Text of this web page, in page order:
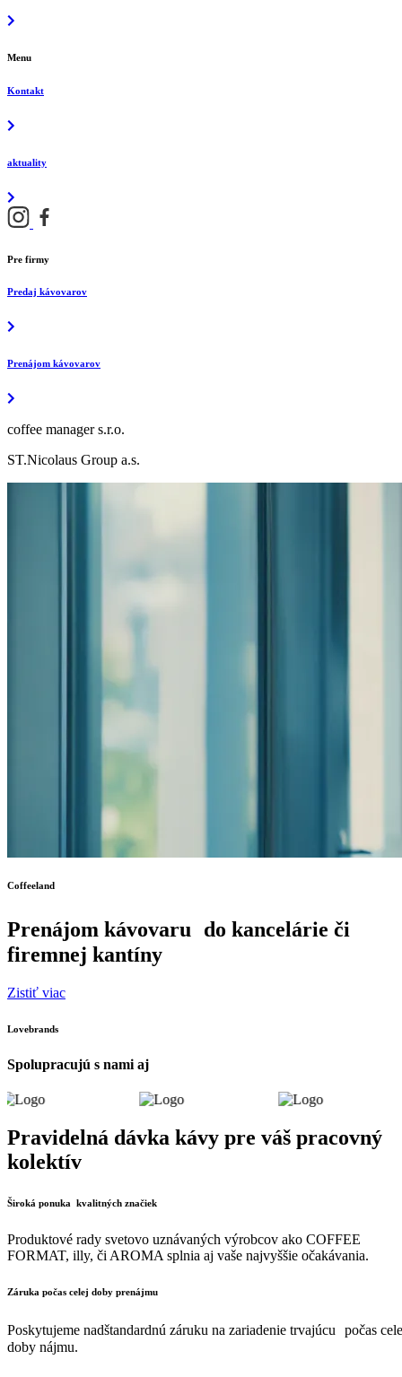
Menu
Kontakt
aktuality
Pre firmy
Predaj kávovarov
Prenájom kávovarov
coffee manager s.r.o.
ST.Nicolaus Group a.s.
Coffeeland
Prenájom kávovaru do kancelárie či
firemnej kantíny
Zistiť viac
Lovebrands
Spolupracujú s nami aj
Pravidelná dávka kávy pre váš pracovný
kolektív
Široká ponuka kvalitných značiek
Produktové rady svetovo uznávaných výrobcov ako COFFEE
FORMAT, illy, či AROMA splnia aj vaše najvyššie očakávania.
Záruka počas celej doby prenájmu
Poskytujeme nadštandardnú záruku na zariadenie trvajúcu počas
doby nájmu.